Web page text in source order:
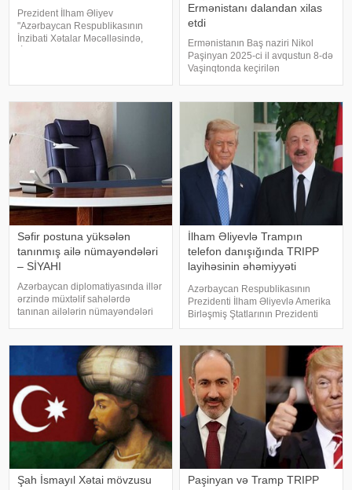
Prezident İlham Əliyev
"Azərbaycan Respublikasının
İnzibati Xətalar Məcəlləsində,
informasiyadan qorunmas
Ermənistanı dalandan xilas
etdi
Ermənistanın Baş naziri Nikol
Paşinyan 2025-ci il avqustun 8-də
Vaşinqtonda keçirilən
ölkəsini "dalandan çıxardığını" və
yeni imkanlar yaratdığını bildirib
Səfir postuna yüksələn
tanınmış ailə nümayəndələri
– SİYAHI
Azərbaycan diplomatiyasında illər
ərzində müxtəlif sahələrdə
tanınan ailələrin nümayəndələri
xadimlərinin, alimlərin, ədəbiyyat
və incəsənət nümayəndələrinin
övladlar
İlham Əliyevlə Trampın
telefon danışığında TRIPP
layihəsinin əhəmiyyəti
Azərbaycan Respublikasının
Prezidenti İlham Əliyevlə Amerika
Birləşmiş Ştatlarının Prezidenti
Donald Tramp arasında telefon
layihəsinin regional bağlantılar
baxımından əhəmiyyəti
vurğulanıb, Azərbayca
Şah İsmayıl Xətai mövzusu
Paşinyan və Tramp TRIPP